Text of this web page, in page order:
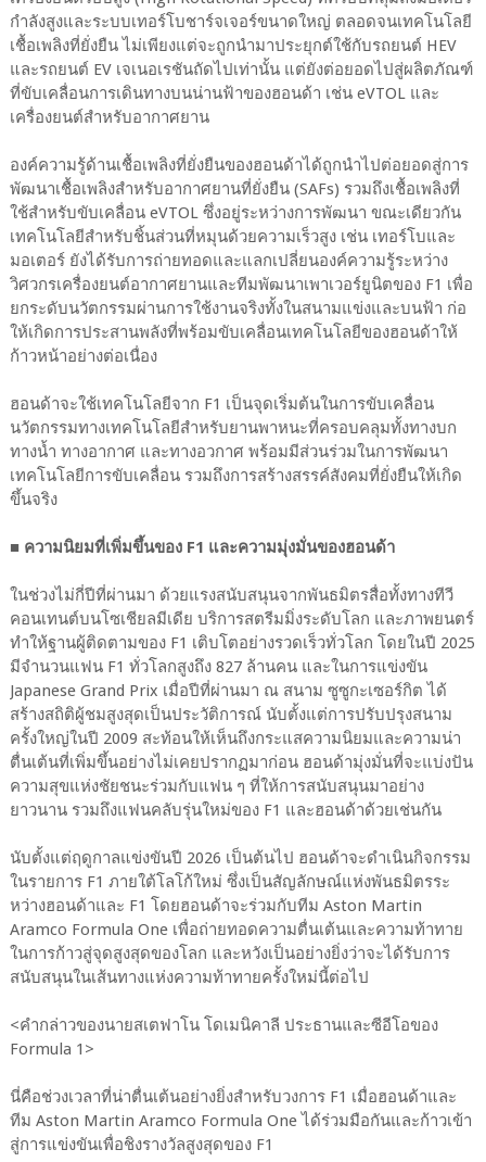
กำลังสูงและระบบเทอร์โบชาร์จเจอร์ขนาดใหญ่ ตลอดจนเทคโนโลยี
เชื้อเพลิงที่ยั่งยืน ไม่เพียงแต่จะถูกนำมาประยุกต์ใช้กับรถยนต์ HEV
และรถยนต์ EV เจเนอเรชันถัดไปเท่านั้น แต่ยังต่อยอดไปสู่ผลิตภัณฑ์
ที่ขับเคลื่อนการเดินทางบนน่านฟ้าของฮอนด้า เช่น eVTOL และ
เครื่องยนต์สำหรับอากาศยาน
องค์ความรู้ด้านเชื้อเพลิงที่ยั่งยืนของฮอนด้าได้ถูกนำไปต่อยอดสู่การ
พัฒนาเชื้อเพลิงสำหรับอากาศยานที่ยั่งยืน (SAFs) รวมถึงเชื้อเพลิงที่
ใช้สำหรับขับเคลื่อน eVTOL ซึ่งอยู่ระหว่างการพัฒนา ขณะเดียวกัน
เทคโนโลยีสำหรับชิ้นส่วนที่หมุนด้วยความเร็วสูง เช่น เทอร์โบและ
มอเตอร์ ยังได้รับการถ่ายทอดและแลกเปลี่ยนองค์ความรู้ระหว่าง
วิศวกรเครื่องยนต์อากาศยานและทีมพัฒนาเพาเวอร์ยูนิตของ F1 เพื่อ
ยกระดับนวัตกรรมผ่านการใช้งานจริงทั้งในสนามแข่งและบนฟ้า ก่อ
ให้เกิดการประสานพลังที่พร้อมขับเคลื่อนเทคโนโลยีของฮอนด้าให้
ก้าวหน้าอย่างต่อเนื่อง
ฮอนด้าจะใช้เทคโนโลยีจาก F1 เป็นจุดเริ่มต้นในการขับเคลื่อน
นวัตกรรมทางเทคโนโลยีสำหรับยานพาหนะที่ครอบคลุมทั้งทางบก
ทางน้ำ ทางอากาศ และทางอวกาศ พร้อมมีส่วนร่วมในการพัฒนา
เทคโนโลยีการขับเคลื่อน รวมถึงการสร้างสรรค์สังคมที่ยั่งยืนให้เกิด
ขึ้นจริง
■ ความนิยมที่เพิ่มขึ้นของ F1 และความมุ่งมั่นของฮอนด้า
ในช่วงไม่กี่ปีที่ผ่านมา ด้วยแรงสนับสนุนจากพันธมิตรสื่อทั้งทางทีวี
คอนเทนต์บนโซเชียลมีเดีย บริการสตรีมมิ่งระดับโลก และภาพยนตร์
ทำให้ฐานผู้ติดตามของ F1 เติบโตอย่างรวดเร็วทั่วโลก โดยในปี 2025
มีจำนวนแฟน F1 ทั่วโลกสูงถึง 827 ล้านคน และในการแข่งขัน
Japanese Grand Prix เมื่อปีที่ผ่านมา ณ สนาม ซูซูกะเซอร์กิต ได้
สร้างสถิติผู้ชมสูงสุดเป็นประวัติการณ์ นับตั้งแต่การปรับปรุงสนาม
ครั้งใหญ่ในปี 2009 สะท้อนให้เห็นถึงกระแสความนิยมและความน่า
ตื่นเต้นที่เพิ่มขึ้นอย่างไม่เคยปรากฏมาก่อน ฮอนด้ามุ่งมั่นที่จะแบ่งปัน
ความสุขแห่งชัยชนะร่วมกับแฟน ๆ ที่ให้การสนับสนุนมาอย่าง
ยาวนาน รวมถึงแฟนคลับรุ่นใหม่ของ F1 และฮอนด้าด้วยเช่นกัน
นับตั้งแต่ฤดูกาลแข่งขันปี 2026 เป็นต้นไป ฮอนด้าจะดำเนินกิจกรรม
ในรายการ F1 ภายใต้โลโก้ใหม่ ซึ่งเป็นสัญลักษณ์แห่งพันธมิตรระ
หว่างฮอนด้าและ F1 โดยฮอนด้าจะร่วมกับทีม Aston Martin
Aramco Formula One เพื่อถ่ายทอดความตื่นเต้นและความท้าทาย
ในการก้าวสู่จุดสูงสุดของโลก และหวังเป็นอย่างยิ่งว่าจะได้รับการ
สนับสนุนในเส้นทางแห่งความท้าทายครั้งใหม่นี้ต่อไป
<คำกล่าวของนายสเตฟาโน โดเมนิคาลี ประธานและซีอีโอของ
Formula 1>
นี่คือช่วงเวลาที่น่าตื่นเต้นอย่างยิ่งสำหรับวงการ F1 เมื่อฮอนด้าและ
ทีม Aston Martin Aramco Formula One ได้ร่วมมือกันและก้าวเข้า
สู่การแข่งขันเพื่อชิงรางวัลสูงสุดของ F1